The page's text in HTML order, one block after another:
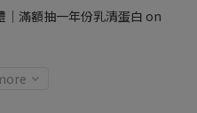
｜滿額抽一年份乳清蛋白 on